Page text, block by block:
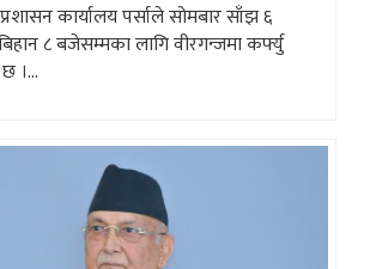
कार्यालय पर्साले सोमबार साँझ ६
८ बजेसम्मका लागि वीरगन्जमा कर्फ्यु
।...